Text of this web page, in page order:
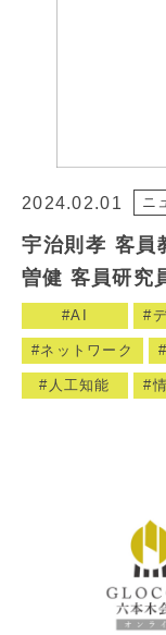
2024.02.01 ニ
宇治則孝 客員
曽健 客員研究
AI
ネットワーク
人工知能